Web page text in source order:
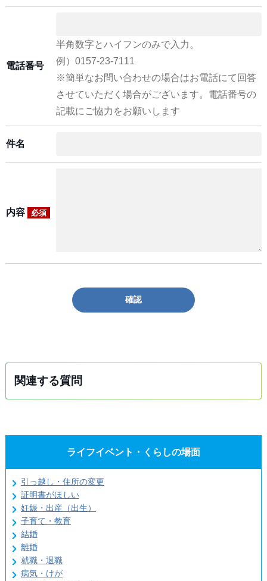
電話番号
半角数字とハイフンのみで入力。
例）0157-23-7111
※簡単なお問い合わせの場合はお電話にて回答
させていただく場合がございます。電話番号の
記載にご協力をお願いします
件名
内容 必須
確認
関連する質問
ライフイベント・くらしの場面
引っ越し・住所の変更
証明書がほしい
妊娠・出産（出生）
子育て・教育
結婚
離婚
就職・退職
病気・けが